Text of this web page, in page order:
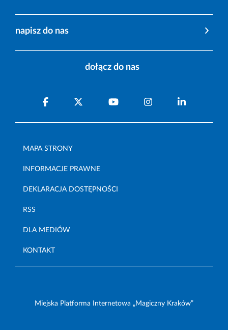
napisz do nas
dołącz do nas
MAPA STRONY
INFORMACJE PRAWNE
DEKLARACJA DOSTĘPNOŚCI
RSS
DLA MEDIÓW
KONTAKT
Miejska Platforma Internetowa „Magiczny Kraków”